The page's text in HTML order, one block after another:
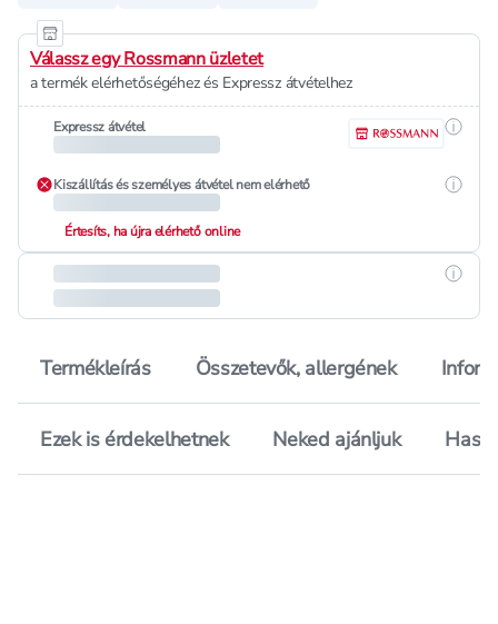
Válassz egy Rossmann üzletet
a termék elérhetőségéhez és Expressz átvételhez
Expressz átvétel
Kiszállítás és személyes átvétel nem elérhető
Értesíts, ha újra elérhető online
Termékleírás Összetevők, allergének
Ezek is érdekelhetnek Neked ajánljuk